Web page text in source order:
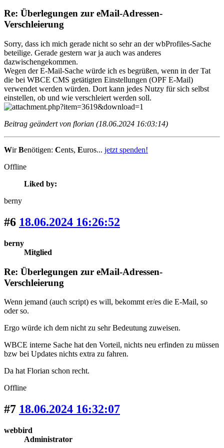
Re: Überlegungen zur eMail-Adressen-
Verschleierung
Sorry, dass ich mich gerade nicht so sehr an der wbProfiles-Sache
beteilige. Gerade gestern war ja auch was anderes
dazwischengekommen.
Wegen der E-Mail-Sache würde ich es begrüßen, wenn in der Tat
die bei WBCE CMS getätigten Einstellungen (OPF E-Mail)
verwendet werden würden. Dort kann jedes Nutzy für sich selbst
einstellen, ob und wie verschleiert werden soll.
Beitrag geändert von florian (18.06.2024 16:03:14)
WirBenötigen: Cents, Euros... jetzt spenden!
Offline
Liked by:
berny
#6 18.06.2024 16:26:52
berny
Mitglied
Re: Überlegungen zur eMail-Adressen-
Verschleierung
Wenn jemand (auch script) es will, bekommt er/es die E-Mail, so
oder so.
Ergo würde ich dem nicht zu sehr Bedeutung zuweisen.
WBCE interne Sache hat den Vorteil, nichts neu erfinden zu müssen
bzw bei Updates nichts extra zu fahren.
Da hat Florian schon recht.
Offline
#7 18.06.2024 16:32:07
webbird
Administrator